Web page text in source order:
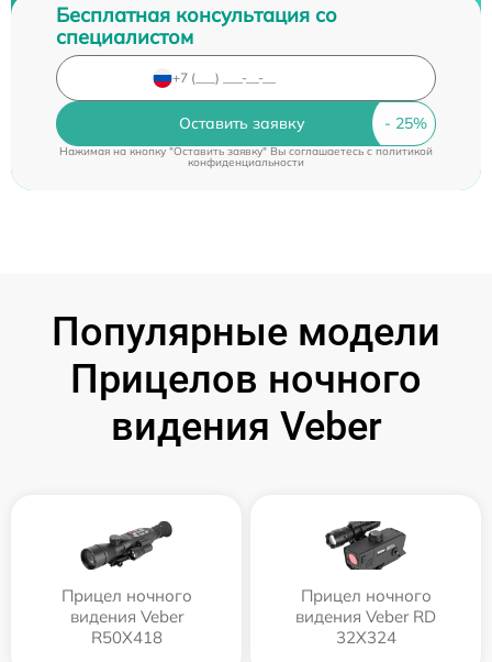
Бесплатная консультация со
специалистом
Оставить заявку
Нажимая на кнопку "Оставить заявку" Вы соглашаетесь cполитикой
конфиденциальности
Популярные модели
Прицелов ночного
видения Veber
Прицел ночного
видения Veber
R50X418
Прицел ночного
видения Veber RD
32X324